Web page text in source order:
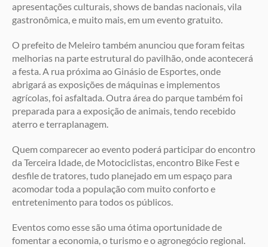
apresentações culturais, shows de bandas nacionais, vila
gastronômica, e muito mais, em um evento gratuito.
O prefeito de Meleiro também anunciou que foram feitas
melhorias na parte estrutural do pavilhão, onde acontecerá
a festa. A rua próxima ao Ginásio de Esportes, onde
abrigará as exposições de máquinas e implementos
agrícolas, foi asfaltada. Outra área do parque também foi
preparada para a exposição de animais, tendo recebido
aterro e terraplanagem.
Quem comparecer ao evento poderá participar do encontro
da Terceira Idade, de Motociclistas, encontro Bike Fest e
desfile de tratores, tudo planejado em um espaço para
acomodar toda a população com muito conforto e
entretenimento para todos os públicos.
Eventos como esse são uma ótima oportunidade de
fomentar a economia, o turismo e o agronegócio regional.